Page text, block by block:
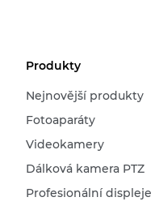
Produkty
Nejnovější produkty
Fotoaparáty
Videokamery
Dálková kamera PTZ
Profesionální displeje